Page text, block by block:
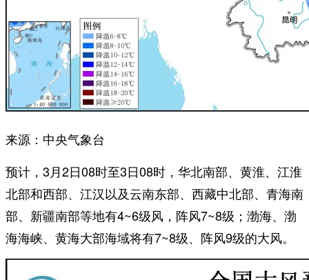
来源：中央气象台
预计，3月2日08时至3日08时，华北南部、黄淮、江淮
北部和西部、江汉以及云南东部、西藏中北部、青海南
部、新疆南部等地有4~6级风，阵风7~8级；渤海、渤
海海峡、黄海大部海域将有7~8级、阵风9级的大风。